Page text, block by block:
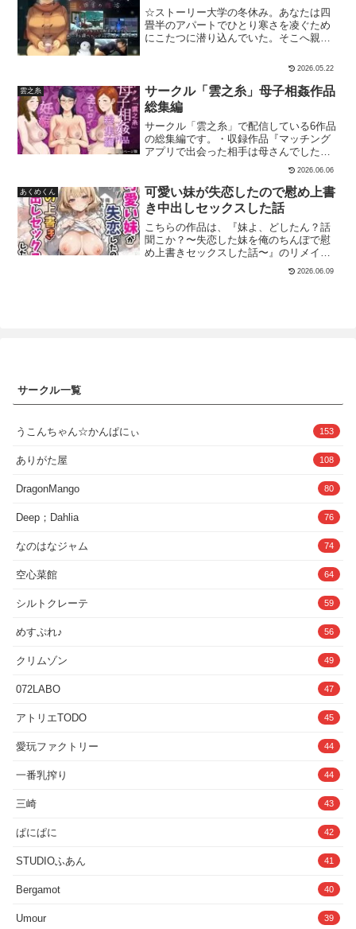
ったが、次第に祖父が悪癖を出し始め
る。「服が汗で湿って気持ち悪そうじゃ
のぉ。上着を脱いだらどうじゃ？」言葉
巧みに下着姿にされてしまう志保。しか
「最近スマホデビューしたじゃが、試し
はセクシーさが大事なんじゃ。」「ここ
まできたら大胆になったらどうじゃ？」
保は全裸にされてしまう。「一生懸命、
叩いて疲れたじゃろ？マッサージしてや
ろう。」やがて志保の柔肌に手を出し始
める祖父。そして主人公が知らぬ間に、
ていくのだった。。
かっていながら、誘惑に負けキスをして
しまったお兄さん。驚いたことに、彼女
も優しくキスを返してきた。そして、お
姉さんの手が伸び、チ〇ポをいじられ、
覚ました彼女は謝罪をする。その翌日、
その次の日には、パンツ一枚のまま、無
防備に眠り始めた。☆内容紹介☆本編:31
ズ:1920×1080
☆ストーリー大学の冬休み。あなたは四
畳半のアパートでひとり寒さを凌ぐため
にこたつに潜り込んでいた。そこへ親戚
にかデジャブを感じつつも慌てて通話ボ
タンを押す。「商店街のふくびきで温泉
旅行を当てちゃったのよ」「また急な話
で悪いんだけど、またこっちにきて葉月
の面倒を見てくれない？」夏以来の田舎
もすっかり冬になっている頃だろう…元
気にしてるだろうか…そんなことを考え
ている間に体はこたつから抜け出し旅支
度に取りかかっていた…☆キャラクター
紹介夏原 葉月（なつはら はづき） cv 陽
向葵ゅかいとこで幼馴染の女の子。夏以
来久しぶりに会って、距離感をうまくつ
かめず無愛想に見えてしまう。冬は泳が
ないからかすっかり髪も伸び、日焼け痕
もなくなっている。身体的な接触に対す
る抵抗感はもうなく、夏のエッチを忘れ
られずにいる。☆ゲームシステム季節は
に…？ 田舎の親戚の家で、今年はあつい
もエッチSUMMER-田舎の性活-と同様
でもエッチすることができる「どこでも
エッチ」条件を満たすと私服・制服・サ
ンタ服・裸から着せ替え可能になりま
す。※私服は、マップと時間帯により 部
屋着・部屋着（スリッパ有）・寝間着・
外着に切り替わります。◆小ドット生活
チも提案。・クリスマスツリーの飾りを
に…・こたつに入ってゲームしてる葉月
のシーンには寝間着差分があります。◆
大ドット大きなドットアニメーションを9
ール機能はもちろん縮小機能も追加し全
CG17枚＋非エッチCG5枚◆ボイスストー
リー含めエッチシーンは全て新規撮り下
ろしのフルボイスです。cvは陽向葵ゅか
2026.05.22
雲之糸
サークル「雲之糸」母子相姦作品
総集編
サークル「雲之糸」で配信している6作品
の総集編です。・収録作品『マッチング
アプリで出会った相手は母さんでした』
50ページ『【続】マッチングアプリで出
『大嫌いな母を全裸家政婦にした話』 55
ページ『【続】大嫌いな母を全裸家政婦
にした話』 50ページ『 女上司は生き別れ
た母』 50ページ『【続】女上司は生き別
れた母』 50ページ総ページ数 305ペー
ジ・あらすじマッチングアプリで出会っ
た相手は母さんでしたシリーズ単身赴任
その後自立して経営者となった彼は、母
こまれた玲音は、金と引き換えに自身の
玲音の自宅の家政婦になる事だった……
課長として働いている穂香には、林悠人
という部下が居る。実は悠人は18年前の
離婚によって生き別れた穂香の実の息子
であった。ひそかにその事に気づいてい
かいを焼いてしまっていた。彼女のその
足を踏み入れていく……作者 リリアン・
2026.06.06
あくめくん
可愛い妹が失恋したので慰め上書
き中出しセックスした話
こちらの作品は、『妹よ、どしたん？話
聞こか？〜失恋した妹を俺のちんぽで慰
め上書きセックスした話〜』のリメイク
版となっております。※導入部分は前作
と同様の展開となっておりますので、あ
込んだ女性に下心たっぷりで声をかける
すが、本作は「失恋した妹を優しく慰め
います。軽いノリを期待している方には
合わないかもしれませんが、ワードや雰
囲気は元ネタを意識しつつ、あたたかい
関係性に落とし込んでいます。【登場す
るセリフ例】・どしたん？話聞こか？・
それは彼氏が悪いわ・俺ならそんな思い
前は妹みたいなもんやし・手出すわけな
なことするわけないやん・じゃ、挿れる
で元ネタを知っている方は、ぜひ「純愛
風」に変わった世界観をお楽しみくださ
い！◆収録内容フルカラー漫画62P＋お
424P【あらすじ】大好きな彼氏とのデー
その時...彼氏からの1本の電話で突然の別
人落ち込む妹そんな中いつも通りに帰っ
てきた兄そして妹にかけた優しい一言...
「どしたん？話聞こか？」妹想いの兄は
ただひたすらに可愛い妹を慰め続ける...
落ち着きを取り戻した妹は少しずつ甘え
てきて気づけば...空気はどこか妙にえっ
でからのビンビンのちんこをフェラして
ち！！元彼のことなんて忘れさせて...お
兄ちゃんとの上書きSEX！！2人のラブラ
ブは止められない...！----------------------------
----------------------------◆プレイ内容、フェチ
など・妹、近親相姦、失恋、巨乳、ラブ
ラブ、純愛、慰め、金髪・パーカー、下
チョロメス・手コキ、フェラ、パイズ
位、バック、測位、対面座位・ゴム無し
2026.06.09
サークル一覧
うこんちゃん☆かんぱにぃ 153
ありがた屋 108
DragonMango 80
Deep；Dahlia 76
なのはなジャム 74
空心菜館 64
シルトクレーテ 59
めすぷれ♪ 56
クリムゾン 49
072LABO 47
アトリエTODO 45
愛玩ファクトリー 44
一番乳搾り 44
三崎 43
ぱにぱに 42
STUDIOふあん 41
Bergamot 40
Umour 39